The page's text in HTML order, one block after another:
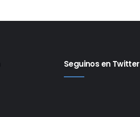
Seguinos en Twitter